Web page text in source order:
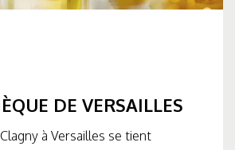
DE VERSAILLES
à Versailles se tient